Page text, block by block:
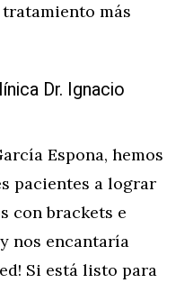
más
Dr. Ignacio
Espona, hemos
pacientes a lograr
con brackets e
nos encantaría
Si está listo para